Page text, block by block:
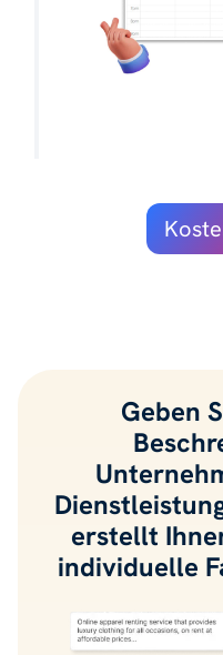
Geben
erstellt
individuelle